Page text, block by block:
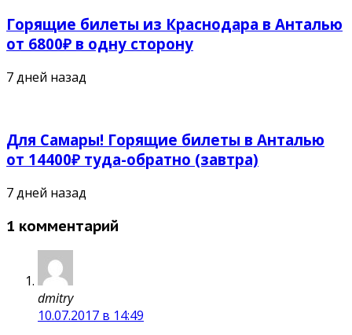
Горящие билеты из Краснодара в Анталью
от 6800₽ в одну сторону
7 дней назад
Для Самары! Горящие билеты в Анталью
от 14400₽ туда-обратно (завтра)
7 дней назад
1 комментарий
dmitry
10.07.2017 в 14:49